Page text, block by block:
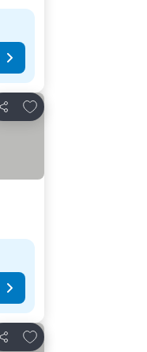
Paylaş
Favorilerime ekle
Paylaş
Favorilerime ekle